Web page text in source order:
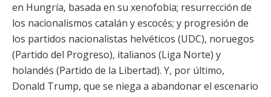
en Hungría, basada en su xenofobia; resurrección de
los nacionalismos catalán y escocés; y progresión de
los partidos nacionalistas helvéticos (UDC), noruegos
(Partido del Progreso), italianos (Liga Norte) y
holandés (Partido de la Libertad). Y, por último,
Donald Trump, que se niega a abandonar el escenario